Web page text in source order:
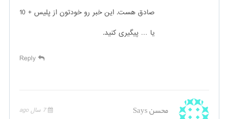
صادق هست. این خبر رو خودتون از پلیس + 10
یا … پیگیری کنید.
Reply
محسنSays 7 سال ago